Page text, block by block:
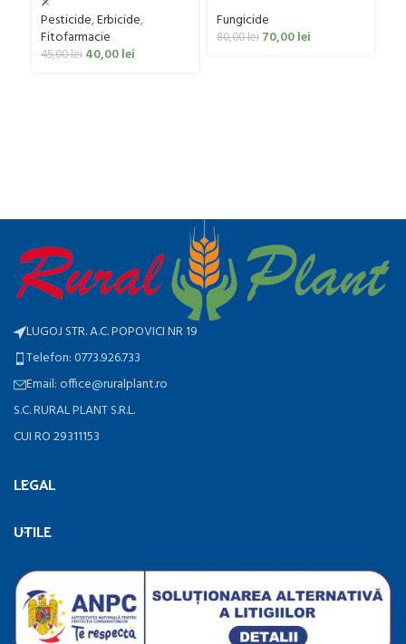
Pesticide,Erbicide,
Fitofarmacie
45,00lei 40,00lei
Fungicide
80,00lei 70,00lei
LUGOJ STR. A.C. POPOVICI NR 19
Telefon: 0773.926.733
Email: office@ruralplant.ro
S.C. RURAL PLANT S.R.L.
CUI RO 29311153
LEGAL
UTILE